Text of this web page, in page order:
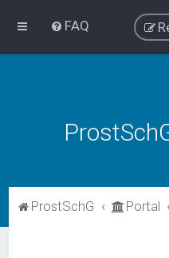
FAQ
ProstSchG Portal